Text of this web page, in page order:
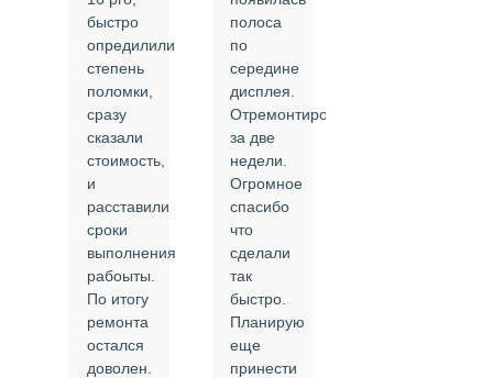
быстро
опредилили
степень
поломки,
сразу
сказали
стоимость,
и
расставили
сроки
выполнения
рабоыты.
По итогу
ремонта
остался
доволен.
полоса
по
середине
дисплея.
Отремонтировали
за две
недели.
Огромное
спасибо
что
сделали
так
быстро.
Планирую
еще
принести